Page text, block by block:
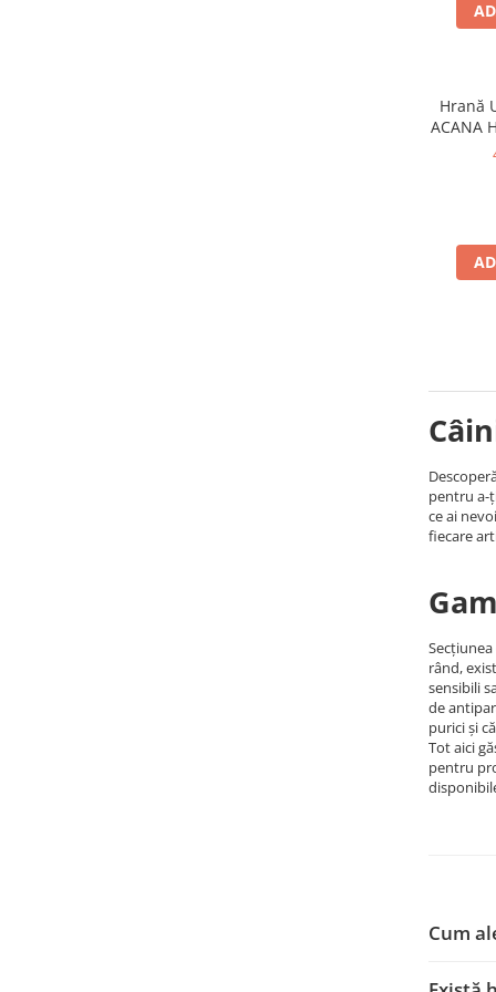
Hrană
ACANA
pentru a-
ce ai
fiecare
rând,
sensibili
de
purici și
Tot aici
pentru
Cum